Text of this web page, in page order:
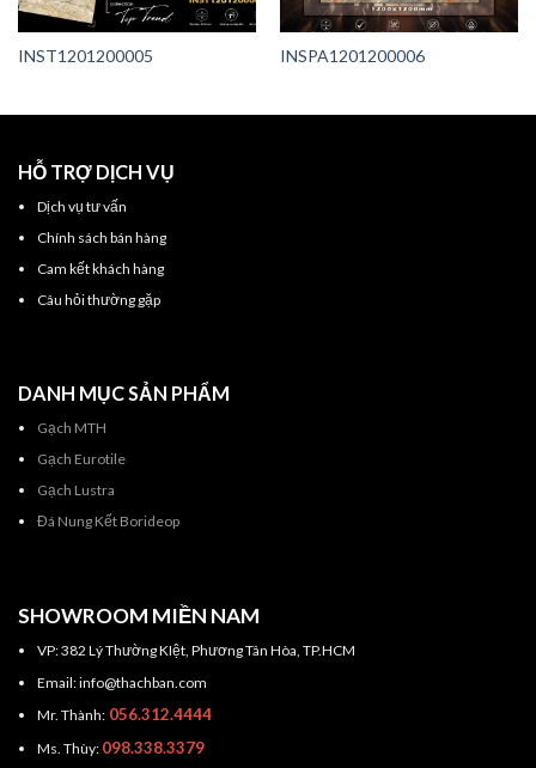
INST1201200005 INSPA1201200006
HỖ TRỢ DỊCH VỤ
Dịch vụ tư vấn
Chính sách bán hàng
Cam kết khách hàng
Câu hỏi thường gặp
DANH MỤC SẢN PHẨM
Gạch MTH
Gạch Eurotile
Gạch Lustra
Đá Nung Kết Borideop
SHOWROOM MIỀN NAM
VP: 382 Lý Thường KIệt, Phương Tân Hòa, TP.HCM
Email: info@thachban.com
Mr. Thành:056.312.4444
Ms. Thùy: 098.338.3379